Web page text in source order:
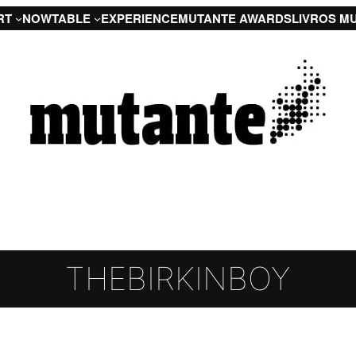
NOWTABLE EXPERIENCEMUTANTE AWARDSLIVROS
THEBIRKINBOY